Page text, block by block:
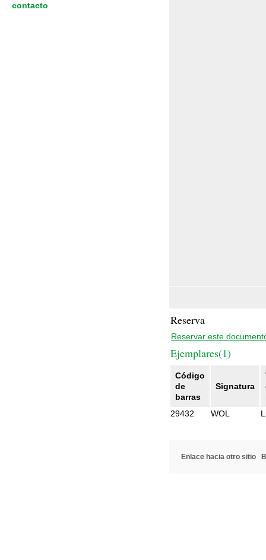
Reserva
Reservar este
Ejemplares(1)
Código
de
barras
Signatura
29432
WOL
Enlace hacia otro sitio
contacto